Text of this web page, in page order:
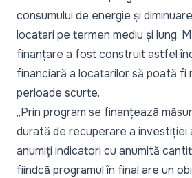
consumului de energie și
locatari pe termen mediu și lung.
finanțare a fost construit astfel
financiară a locatarilor să poată fi
perioade scurte.
„Prin program se finanțează
durată de recuperare a investiției
anumiți indicatori cu anumită
fiindcă programul în final are un